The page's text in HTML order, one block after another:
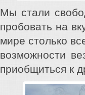
Мы стали
пробовать на
мире столько
возможности
приобщиться к